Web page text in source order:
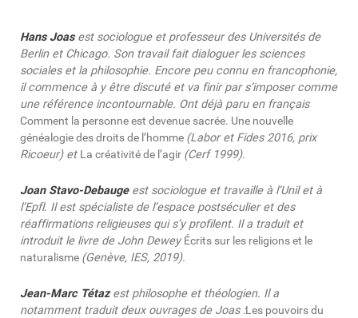
Hans Joasest sociologue et professeur des Universités de
Berlin et Chicago. Son travail fait dialoguer les sciences
sociales et la philosophie. Encore peu connu en francophonie,
il commence à y être discuté et va finir par s’imposer comme
une référence incontournable. Ont déjà paru en français
Comment la personne est devenue sacrée. Une nouvelle
généalogie des droits de l’homme (Labor et Fides 2016, prix
Ricoeur) et La créativité de l’agir (Cerf 1999).
Joan Stavo-Debaugeest sociologue et travaille à l’Unil et à
l’Epfl. Il est spécialiste de l’espace postséculier et des
réaffirmations religieuses qui s’y profilent. Il a traduit et
introduit le livre de John DeweyÉcrits sur les religions et le
naturalisme (Genève, IES, 2019).
Jean-Marc Tétazest philosophe et théologien. Il a
notamment traduit deux ouvrages de Joas :Les pouvoirs du